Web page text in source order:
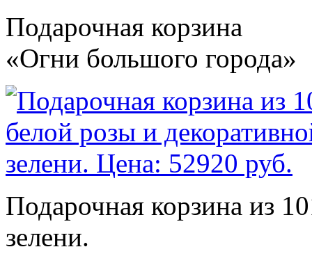
Подарочная корзина
«Огни большого города»
Подарочная корзина из
зелени.